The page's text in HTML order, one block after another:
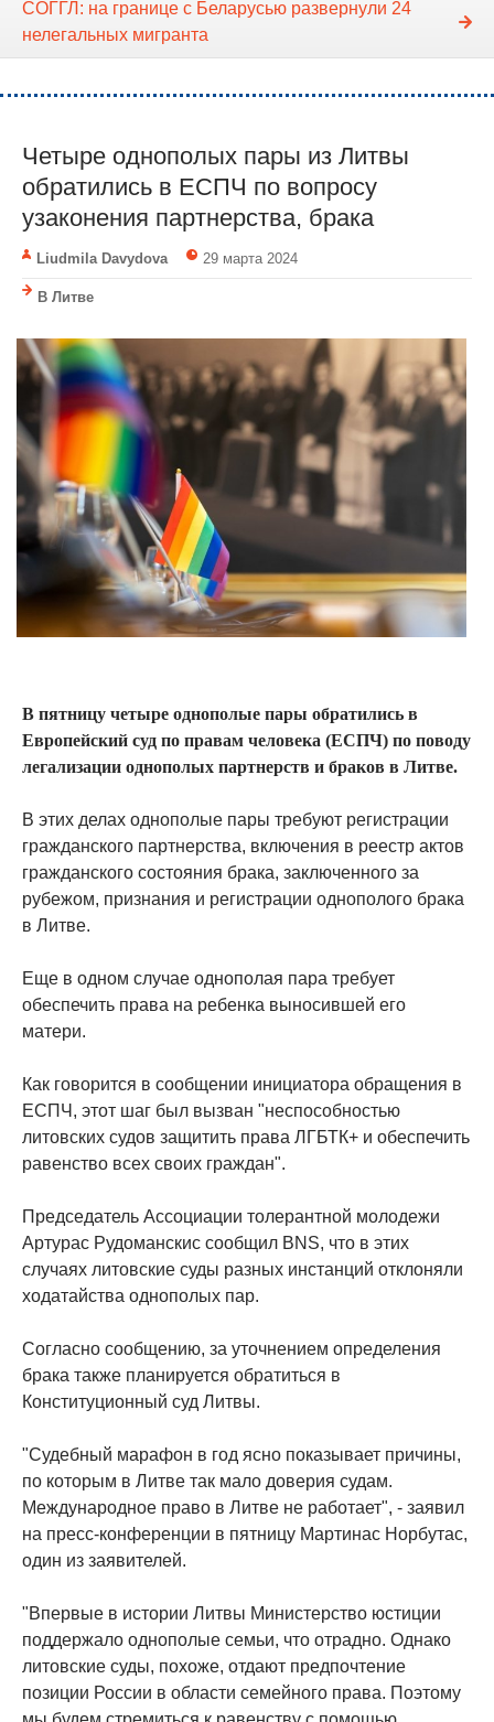
СОГГЛ: на границе с Беларусью развернули 24
нелегальных мигранта
Четыре однополых пары из Литвы
обратились в ЕСПЧ по вопросу
узаконения партнерства, брака
Liudmila Davydova 29 марта 2024
В Литве
В пятницу четыре однополые пары обратились в
Европейский суд по правам человека (ЕСПЧ) по поводу
легализации однополых партнерств и браков в Литве.
В этих делах однополые пары требуют регистрации
гражданского партнерства, включения в реестр актов
гражданского состояния брака, заключенного за
рубежом, признания и регистрации однополого брака
в Литве.
Еще в одном случае однополая пара требует
обеспечить права на ребенка выносившей его
матери.
Как говорится в сообщении инициатора обращения в
ЕСПЧ, этот шаг был вызван "неспособностью
литовских судов защитить права ЛГБТК+ и обеспечить
равенство всех своих граждан".
Председатель Ассоциации толерантной молодежи
Артурас Рудоманскис сообщил BNS, что в этих
случаях литовские суды разных инстанций отклоняли
ходатайства однополых пар.
Согласно сообщению, за уточнением определения
брака также планируется обратиться в
Конституционный суд Литвы.
"Судебный марафон в год ясно показывает причины,
по которым в Литве так мало доверия судам.
Международное право в Литве не работает", - заявил
на пресс-конференции в пятницу Мартинас Норбутас,
один из заявителей.
"Впервые в истории Литвы Министерство юстиции
поддержало однополые семьи, что отрадно. Однако
литовские суды, похоже, отдают предпочтение
позиции России в области семейного права. Поэтому